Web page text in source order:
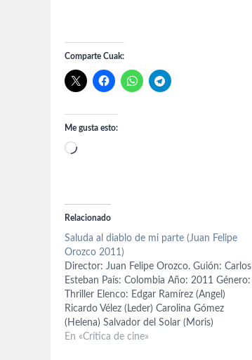
Comparte Cuak:
Me gusta esto:
Cargando...
Relacionado
Saluda al diablo de mi parte (Juan Felipe
Orozco 2011)
Director: Juan Felipe Orozco. Guión: Carlos
Esteban País: Colombia Año: 2011 Género:
Thriller Elenco: Edgar Ramírez (Angel)
Ricardo Vélez (Leder) Carolina Gómez
(Helena) Salvador del Solar (Moris)
Fotografía: Luis Otero Música: Jermaine
En «Crítica de cine»